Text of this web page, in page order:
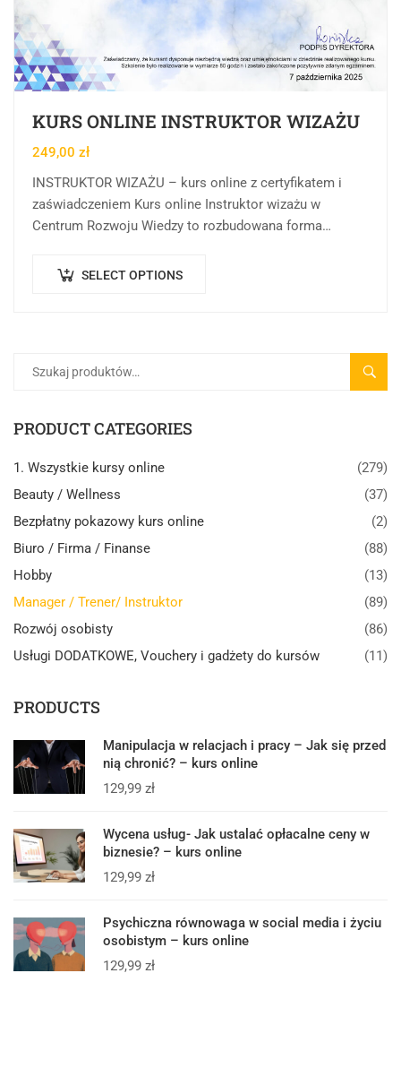
KURS ONLINE INSTRUKTOR WIZAŻU
249,00 zł
INSTRUKTOR WIZAŻU – kurs online z certyfikatem i
zaświadczeniem Kurs online Instruktor wizażu w
Centrum Rozwoju Wiedzy to rozbudowana forma
porządkowanie oraz pogłębianie…
SELECT OPTIONS
PRODUCT CATEGORIES
1. Wszystkie kursy online
(279)
Beauty / Wellness
(37)
Bezpłatny pokazowy kurs online
(2)
Biuro / Firma / Finanse
(88)
Hobby
(13)
Manager / Trener/ Instruktor
(89)
Rozwój osobisty
(86)
Usługi DODATKOWE, Vouchery i gadżety do kursów
(11)
PRODUCTS
Manipulacja w relacjach i pracy – Jak się przed
nią chronić? – kurs online
129,99 zł
Wycena usług- Jak ustalać opłacalne ceny w
biznesie? – kurs online
129,99 zł
Psychiczna równowaga w social media i życiu
osobistym – kurs online
129,99 zł